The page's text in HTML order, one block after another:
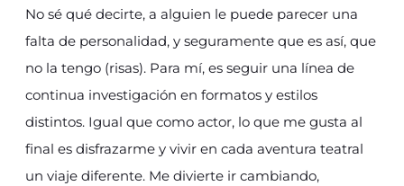
No sé qué decirte, a alguien le puede parecer una
falta de personalidad, y seguramente que es así, que
no la tengo (risas). Para mí, es seguir una línea de
continua investigación en formatos y estilos
distintos. Igual que como actor, lo que me gusta al
final es disfrazarme y vivir en cada aventura teatral
un viaje diferente. Me divierte ir cambiando,